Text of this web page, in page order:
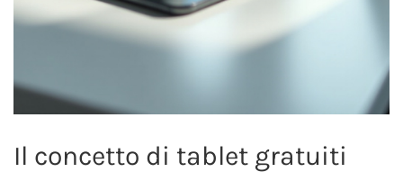
Il concetto di tablet gratuiti